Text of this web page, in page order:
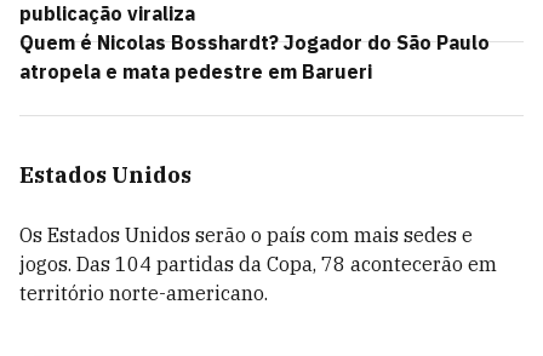
publicação viraliza
Quem é Nicolas Bosshardt? Jogador do São Paulo
atropela e mata pedestre em Barueri
Estados Unidos
Os Estados Unidos serão o país com mais sedes e
jogos. Das 104 partidas da Copa, 78 acontecerão em
território norte-americano.